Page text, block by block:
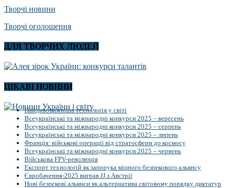
Творчі новини
Творчі оголошення
ДЛЯ ТВОРЧИХ ЛЮДЕЙ
ЦІКАВІ НОВИНИ
Найдивовижніша технологія у світі
Всеукраїнські та міжнародні конкурси 2025 – вересень
Всеукраїнські та міжнародні конкурси 2025 – серпень
Всеукраїнські та міжнародні конкурси 2025 – липень
Франція: військові операції від стратосфери до космосу
Всеукраїнські та міжнародні конкурси 2025 – червень
Військова FPV-революція
Експорт технологій як запорука міцного безпекового альянсу
Євробачення-2025 виграв JJ з Австрії
Нові безпекові альянси як альтернатива світовому порядку диктатур